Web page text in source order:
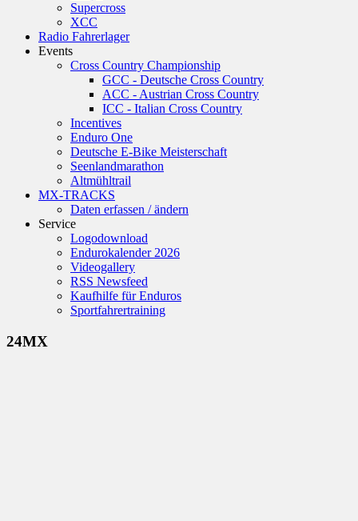
Supercross
XCC
Radio Fahrerlager
Events
Cross Country Championship
GCC - Deutsche Cross Country
ACC - Austrian Cross Country
ICC - Italian Cross Country
Incentives
Enduro One
Deutsche E-Bike Meisterschaft
Seenlandmarathon
Altmühltrail
MX-TRACKS
Daten erfassen / ändern
Service
Logodownload
Endurokalender 2026
Videogallery
RSS Newsfeed
Kaufhilfe für Enduros
Sportfahrertraining
24MX